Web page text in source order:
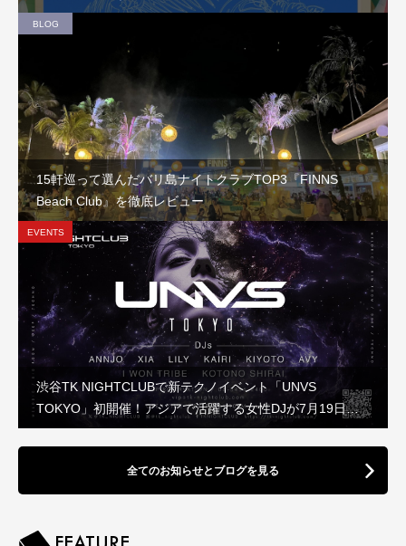
BLOG
15軒巡って選んだバリ島ナイトクラブTOP3『FINNS
Beach Club』を徹底レビュー
EVENTS
渋谷TK NIGHTCLUBで新テクノイベント「UNVS
TOKYO」初開催！アジアで活躍する女性DJが7月19日に
集結
全てのお知らせとブログを見る